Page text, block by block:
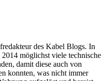
des Kabel Blogs. In
möglichst viele technische
damit diese auch von
konnten, was nicht immer